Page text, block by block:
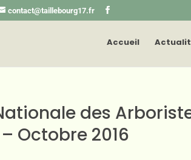
contact@taillebourg17.fr
Accueil
des
Octobre 2016